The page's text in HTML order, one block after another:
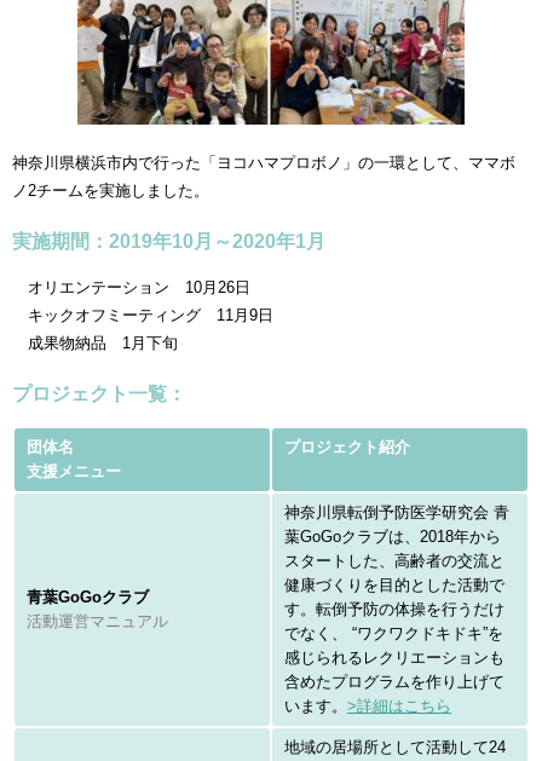
神奈川県横浜市内で行った「ヨコハマプロボノ」の一環として、ママボ
ノ2チームを実施しました。
実施期間：2019年10月～2020年1月
オリエンテーション 10月26日
キックオフミーティング 11月9日
成果物納品 1月下旬
プロジェクト一覧：
団体名
支援メニュー
プロジェクト紹介
青葉GoGoクラブ
活動運営マニュアル
神奈川県転倒予防医学研究会 青
葉GoGoクラブは、2018年から
スタートした、高齢者の交流と
健康づくりを目的とした活動で
す。転倒予防の体操を行うだけ
でなく、 “ワクワクドキドキ”を
感じられるレクリエーションも
含めたプログラムを作り上げて
います。 >詳細はこちら
地域の居場所として活動して24